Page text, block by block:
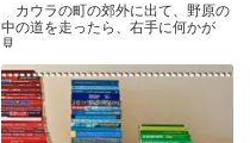
カウラの町の郊外に出て、野原の
中の道を走ったら、右手に何かが
見.....